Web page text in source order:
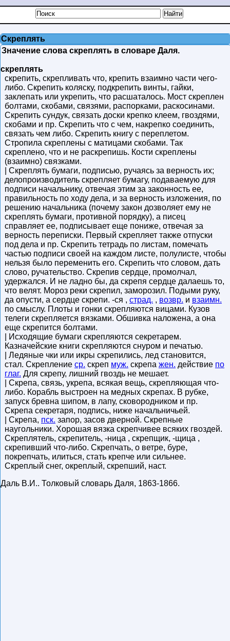
Скреплять
Значение слова скреплять в словаре Даля.
скреплять
скрепить, скрепливать что, крепить взаимно части чего-
либо. Скрепить коляску, подкрепить винты, гайки,
заклепать или укрепить, что расшаталось. Мост скреплен
болтами, скобами, связями, распорками, раскосинами.
Скрепить сундук, связать доски крепко клеем, гвоздями,
скобами и пр. Скрепить что с чем, накрепко соединить,
связать чем либо. Скрепить книгу с переплетом.
Стропила скреплены с матицами скобами. Так
скреплено, что и не раскрепишь. Кости скреплены
(взаимно) связками.
| Скреплять бумаги, подписью, ручаясь за верность их;
делопроизводитель скрепляет бумагу, подаваемую для
подписи начальнику, отвечая этим за законность ее,
правильность по ходу дела, и за верность изложения, по
решению начальника (почему закон дозволяет ему не
скреплять бумаги, противной порядку), а писец
справляет ее, подписывает еще пониже, отвечая за
верность переписки. Первый скрепляет также отпуски
под дела и пр. Скрепить тетрадь по листам, помечать
частью подписи своей на каждом листе, полулисте, чтобы
нельзя было переменить его. Скрепить что словом, дать
слово, ручательство. Скрепив сердце, промолчал,
удержался. И не ладно бы, да скрепя сердце далаешь то,
что велят. Мороз реки скрепил, заморозил. Подыми руку,
да опусти, а сердце скрепи. -ся , страд. , возвр. и взаимн.
по смыслу. Плоты и гонки скрепляются вицами. Кузов
телеги скрепляется вязками. Обшивка наложена, а она
еще скрепится болтами.
| Исходящие бумаги скрепляются секретарем.
Казначейские книги скрепляются снуром и печатью.
| Ледяные чки или икры скрепились, лед становится,
стал. Скрепление ср. скреп муж. скрепа жен. действие по
глаг. Для скрепу, лишний гвоздь не мешает.
| Скрепа, связь, укрепа, всякая вещь, скрепляющая что-
либо. Корабль выстроен на медных скрепах. В рубке,
запуск бревна шипом, в лапу, сковородником и пр.
Скрепа секретаря, подпись, ниже начальничьей.
| Скрепа, пск. запор, засов дверной. Скрепные
наугольники. Хорошая вязка скрепчивее всяких гвоздей.
Скреплятель, скрепитель, -ница , скрепщик, -щица ,
скрепивший что-либо. Скрепчать, о ветре, буре,
покрепчать, илиться, стать крепче или сильнее.
Скреплый снег, окреплый, скрепший, наст.
Даль В.И.. Толковый словарь Даля, 1863-1866.